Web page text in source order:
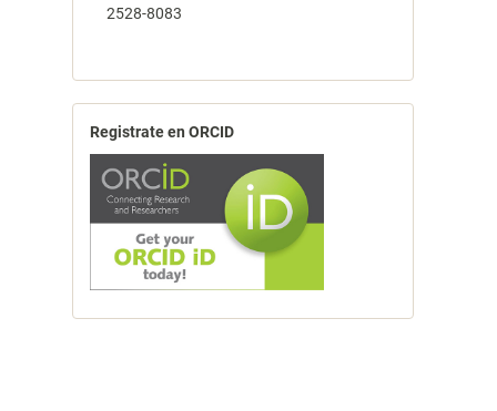
2528-8083
Registrate en ORCID